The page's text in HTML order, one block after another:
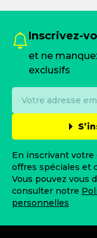
Inscrivez-
et ne
exclusifs
En inscrivant votre
offres spéciales et
Vous pouvez vous
consulter notre
personnelles